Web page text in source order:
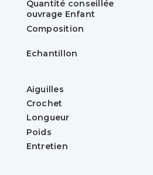
Quantité conseillée
ouvrage Enfant
Composition
Echantillon
Aiguilles
Crochet
Longueur
Poids
Entretien